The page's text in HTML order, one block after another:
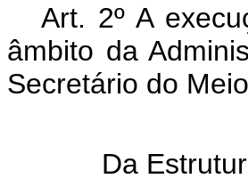
Art. 2º A
âmbito da
Secretário do
Da